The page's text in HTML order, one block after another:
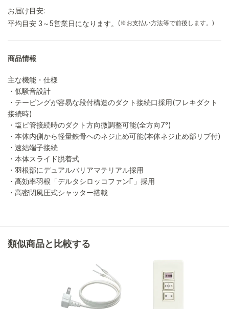
お届け目安:
平均目安 3～5営業日になります。
(※お支払い方法等で前後します。)
商品情報
主な機能・仕様
・低騒音設計
・テーピングが容易な段付構造のダクト接続口採用(フレキダクト
接続時)
・塩ビ管接続時のダクト方向微調整可能(全方向7°)
・本体内側から軽量鉄骨へのネジ止め可能(本体ネジ止め部リブ付)
・速結端子接続
・本体スライド脱着式
・羽根部にデュアルバリアマテリアル採用
・高効率羽根「デルタシロッコファンΓ」採用
・高密閉風圧式シャッター搭載
類似商品と比較する